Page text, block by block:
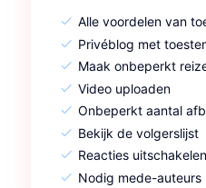
Alle voordelen van
Privéblog met
Maak onbeperkt
Video uploaden
Onbeperkt aantal
Bekijk de volgerslijst
Reacties uitschakelen
Nodig mede-auteurs